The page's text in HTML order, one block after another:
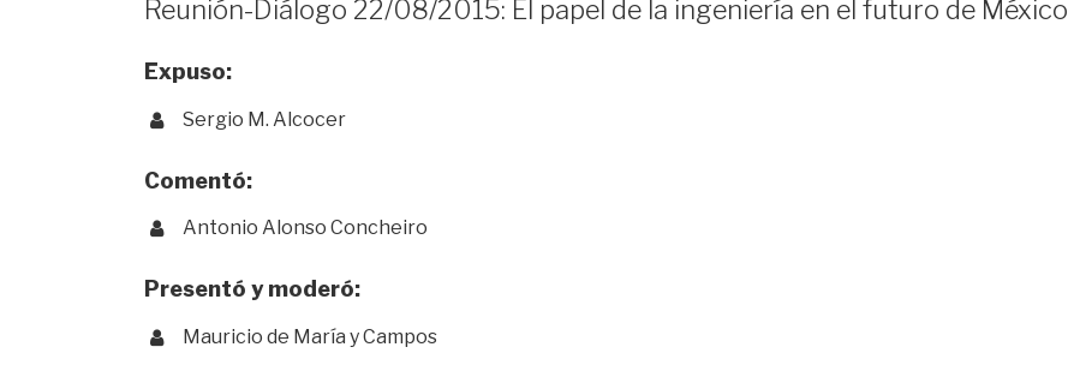
Reunión-Diálogo 22/08/2015: El papel de la ingeniería en el futuro de México
Expuso:
Sergio M. Alcocer
Comentó:
Antonio Alonso Concheiro
Presentó y moderó:
Mauricio de María y Campos